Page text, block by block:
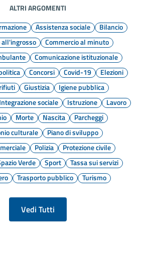
ALTRI ARGOMENTI
Assistenza sociale
Bilancio
all'ingrosso
Commercio al minuto
Comunicazione istituzionale
Concorsi Covid-19
Elezioni
Giustizia
Igiene pubblica
sociale Istruzione
Lavoro
Morte Nascita
Parcheggi
culturale
Piano di sviluppo
Polizia
Protezione civile
Verde Sport
Tassa sui servizi
Trasporto pubblico Turismo
Vedi Tutti